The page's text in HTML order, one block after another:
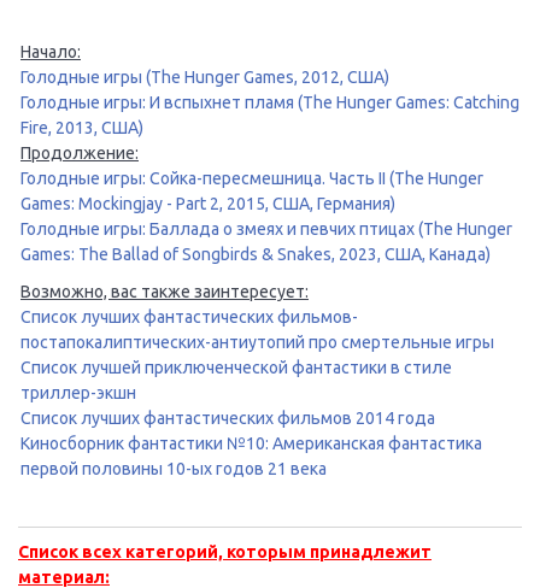
Начало:
Голодные игры (The Hunger Games, 2012, США)
Голодные игры: И вспыхнет пламя (The Hunger Games: Catching
Fire, 2013, США)
Продолжение:
Голодные игры: Сойка-пересмешница. Часть II (The Hunger
Games: Mockingjay - Part 2, 2015, США, Германия)
Голодные игры: Баллада о змеях и певчих птицах (The Hunger
Games: The Ballad of Songbirds & Snakes, 2023, США, Канада)
Возможно, вас также заинтересует:
Список лучших фантастических фильмов-
постапокалиптических-антиутопий про смертельные игры
Список лучшей приключенческой фантастики в стиле
триллер-экшн
Список лучших фантастических фильмов 2014 года
Киносборник фантастики №10: Американская фантастика
первой половины 10-ых годов 21 века
Список всех категорий, которым принадлежит
материал: